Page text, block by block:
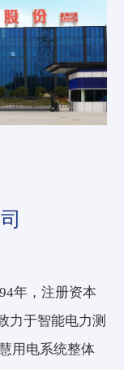
年，注册资本
力于智能电力测
用电系统整体